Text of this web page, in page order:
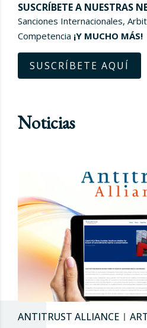
SUSCRÍBETE A NUESTRAS
Sanciones Internacionales,
Competencia ¡Y MUCHO MÁS!
SUSCRÍBETE AQUÍ
Noticias
ANTITRUST ALLIANCE